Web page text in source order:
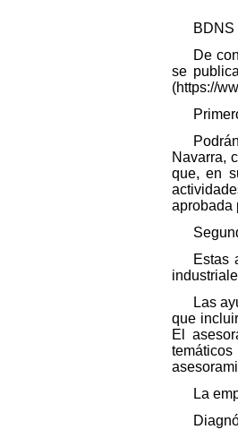
BDNS
De
se
(https://
Navarra,
que, en
aprobada
Estas
Las
que
El
La